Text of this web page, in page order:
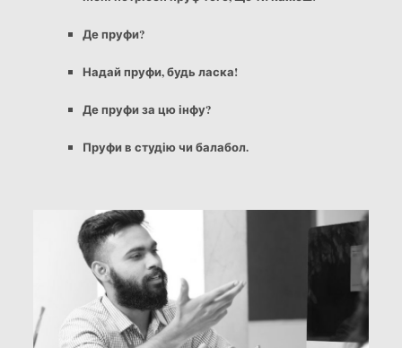
Де пруфи?
Надай пруфи, будь ласка!
Де пруфи за цю інфу?
Пруфи в студію чи балабол.